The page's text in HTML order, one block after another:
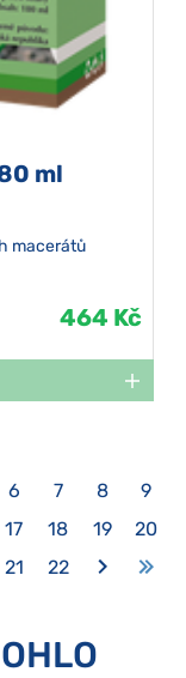
ml
macerátů
464 Kč
6 7 8
9
17 18 19
20
21
22